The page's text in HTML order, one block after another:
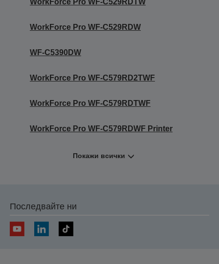
WorkForce Pro WF-C529RDTW
WorkForce Pro WF-C529RDW
WF-C5390DW
WorkForce Pro WF-C579RD2TWF
WorkForce Pro WF-C579RDTWF
WorkForce Pro WF-C579RDWF Printer
Покажи всички
Последвайте ни